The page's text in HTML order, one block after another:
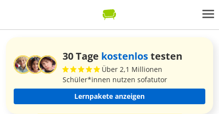
30 Tage kostenlostesten
Über 2,1 Millionen
Schüler*innen nutzen sofatutor
Lernpakete anzeigen